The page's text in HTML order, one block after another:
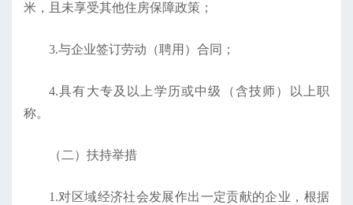
米，且未享受其他住房保障政策；
3.与企业签订劳动（聘用）合同；
4.具有大专及以上学历或中级（含技师）以上职
称。
（二）扶持举措
1.对区域经济社会发展作出一定贡献的企业，根据